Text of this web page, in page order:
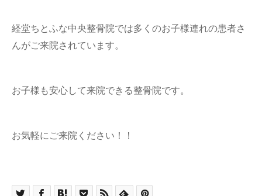
経堂ちとふな中央整骨院では多くのお子様連れの患者さ
んがご来院されています。
お子様も安心して来院できる整骨院です。
お気軽にご来院ください！！